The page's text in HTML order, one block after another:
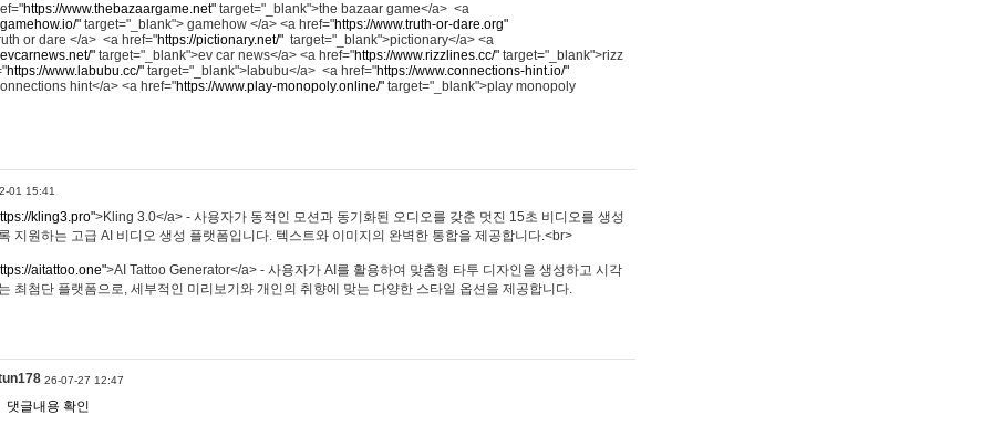
https://www.thebazaargame.net" target="_blank">the bazaar game</a> <a
" target="_blank"> gamehow </a> <a href="https://www.truth-or-dare.org"
or dare </a> <a href="https://pictionary.net/" target="_blank">pictionary</a> <a
" target="_blank">ev car news</a> <a href="https://www.rizzlines.cc/" target="_blank">rizz
https://www.labubu.cc/" target="_blank">labubu</a> <a href="https://www.connections-hint.io/"
hint</a> <a href="https://www.play-monopoly.online/" target="_blank">play monopoly
01 15:41
kling3.pro">Kling 3.0</a> - 사용자가 동적인 모션과 동기화된 오디오를 갖춘 멋진 15초 비디오를 생성
지원하는 고급 AI 비디오 생성 플랫폼입니다. 텍스트와 이미지의 완벽한 통합을 제공합니다.<br>
aitattoo.one">AI Tattoo Generator</a> - 사용자가 AI를 활용하여 맞춤형 타투 디자인을 생성하고 시각
최첨단 플랫폼으로, 세부적인 미리보기와 개인의 취향에 맞는 다양한 스타일 옵션을 제공합니다.
26-07-27 12:47
댓글내용 확인